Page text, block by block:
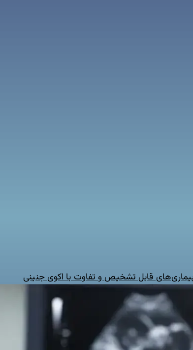
بیماری‌های قابل تشخیص و تفاوت با اکوی جنینی